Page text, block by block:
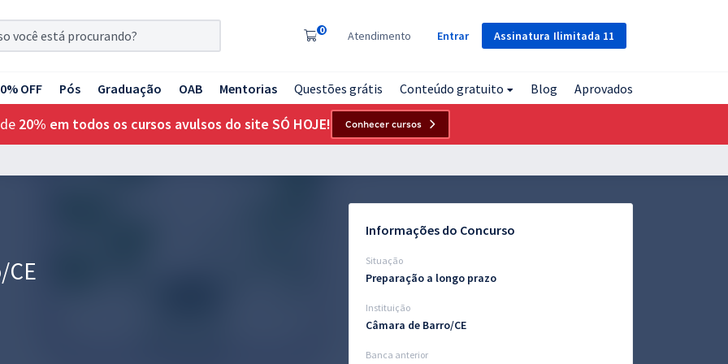
Assinatura Ilimitada 11
0 Atendimento Entrar
OFF Pós Graduação OAB Mentorias Questões grátis Conteúdo gratuito Blog Aprovados
20% em todos os cursos avulsos do site SÓ HOJE! Conhecer cursos
CE
Informações do Concurso
Situação
Preparação a longo prazo
Instituição
Câmara de Barro/CE
Banca anterior